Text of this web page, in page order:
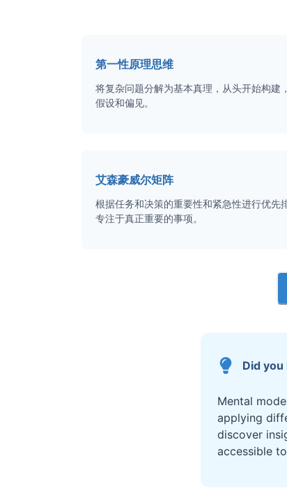
第一性原理思维
将复杂问题分解为基本真理，从头开始构建
假设和偏见。
艾森豪威尔矩阵
根据任务和决策的重要性和紧急性进行优先
专注于真正重要的事项。
Did
Mental
applying
discover
accessible